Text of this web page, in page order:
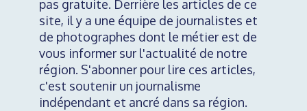
pas gratuite. Derrière les articles de ce
site, il y a une équipe de journalistes et
de photographes dont le métier est de
vous informer sur l'actualité de notre
région. S'abonner pour lire ces articles,
c'est soutenir un journalisme
indépendant et ancré dans sa région.